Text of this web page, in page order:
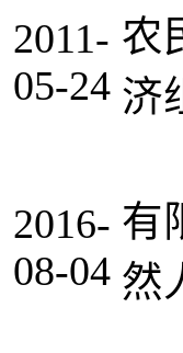
2011-
05-24
农
济
2016-
08-04
有
然